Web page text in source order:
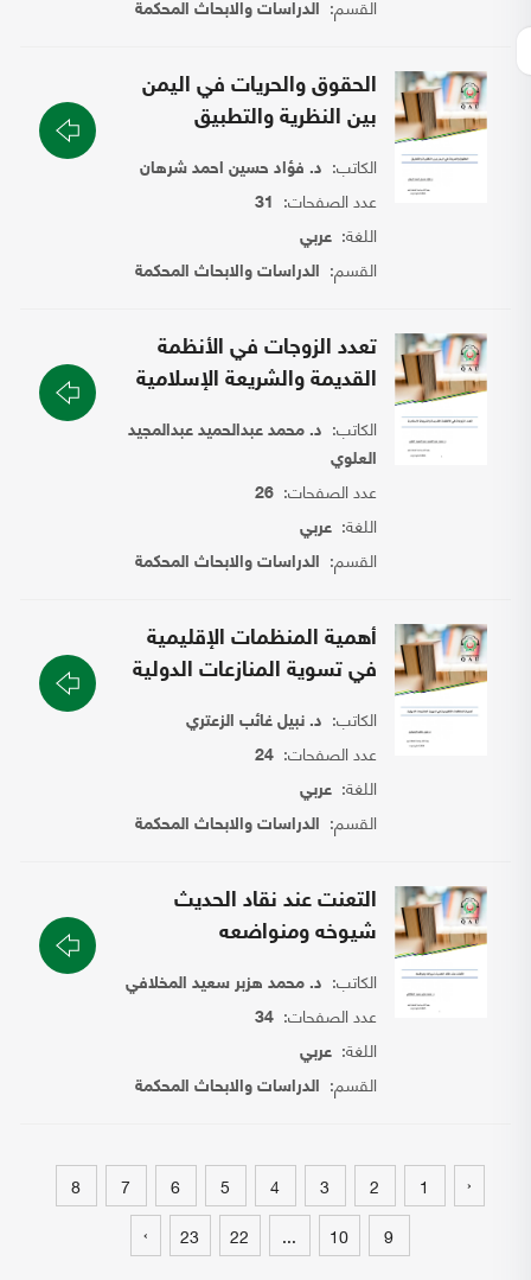
القسم: الدراسات والابحاث المحكمة
الحقوق والحريات في اليمن
بين النظرية والتطبيق
الكاتب: د. فؤاد حسين احمد شرهان
عدد الصفحات: 31
اللغة:عربي
القسم: الدراسات والابحاث المحكمة
تعدد الزوجات في الأنظمة
القديمة والشريعة الإسلامية
الكاتب: د. محمد عبدالحميد عبدالمجيد
العلوي
عدد الصفحات:26
اللغة:عربي
القسم: الدراسات والابحاث المحكمة
أهمية المنظمات الإقليمية
في تسوية المنازعات الدولية
الكاتب: د. نبيل غائب الزعتري
عدد الصفحات:24
اللغة:عربي
القسم: الدراسات والابحاث المحكمة
التعنت عند نقاد الحديث
شيوخه ومنواضعه
الكاتب: د. محمد هزبر سعيد المخلافي
عدد الصفحات:34
اللغة:عربي
القسم: الدراسات والابحاث المحكمة
‹
1
2
3
4
5
6
7
8
9
10
...
22
23
›